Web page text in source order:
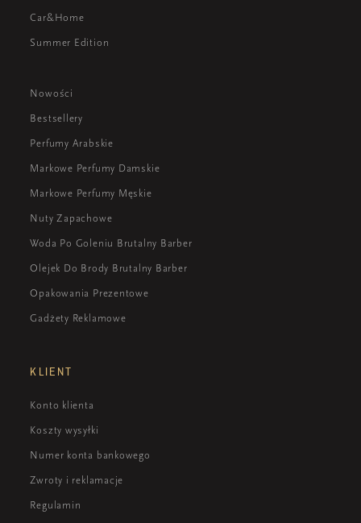
Car&Home
Summer Edition
Nowości
Bestsellery
Perfumy Arabskie
Markowe Perfumy Damskie
Markowe Perfumy Męskie
Nuty Zapachowe
Woda Po Goleniu Brutalny Barber
Olejek Do Brody Brutalny Barber
Opakowania Prezentowe
Gadżety Reklamowe
KLIENT
Konto klienta
Koszty wysyłki
Numer konta bankowego
Zwroty i reklamacje
Regulamin